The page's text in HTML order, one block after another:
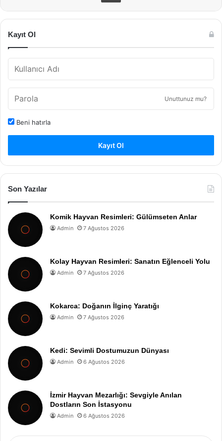
Kayıt Ol
Unuttunuz mu?
Beni hatırla
Kayıt Ol
Son Yazılar
Komik Hayvan Resimleri: Gülümseten Anlar
Admin 7 Ağustos 2026
Kolay Hayvan Resimleri: Sanatın Eğlenceli Yolu
Admin 7 Ağustos 2026
Kokarca: Doğanın İlginç Yaratığı
Admin 7 Ağustos 2026
Kedi: Sevimli Dostumuzun Dünyası
Admin 6 Ağustos 2026
İzmir Hayvan Mezarlığı: Sevgiyle Anılan
Dostların Son İstasyonu
Admin 6 Ağustos 2026